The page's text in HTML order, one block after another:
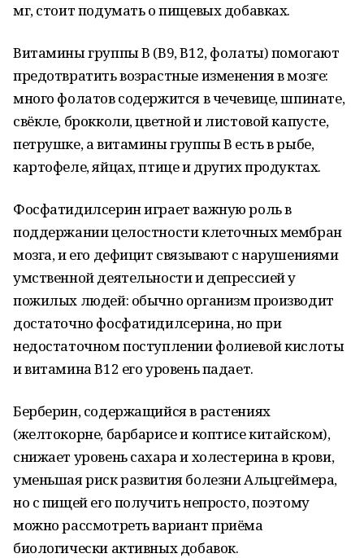
мг, стоит подумать о пищевых добавках.
Витамины группы В (В9, В12, фолаты) помогают
предотвратить возрастные изменения в мозге:
много фолатов содержится в чечевице, шпинате,
свёкле, брокколи, цветной и листовой капусте,
петрушке, а витамины группы В есть в рыбе,
картофеле, яйцах, птице и других продуктах.
Фосфатидилсерин играет важную роль в
поддержании целостности клеточных мембран
мозга, и его дефицит связывают с нарушениями
умственной деятельности и депрессией у
пожилых людей: обычно организм производит
достаточно фосфатидилсерина, но при
недостаточном поступлении фолиевой кислоты
и витамина В12 его уровень падает.
Берберин, содержащийся в растениях
(желтокорне, барбарисе и коптисе китайском),
снижает уровень сахара и холестерина в крови,
уменьшая риск развития болезни Альцгеймера,
но с пищей его получить непросто, поэтому
можно рассмотреть вариант приёма
биологически активных добавок.